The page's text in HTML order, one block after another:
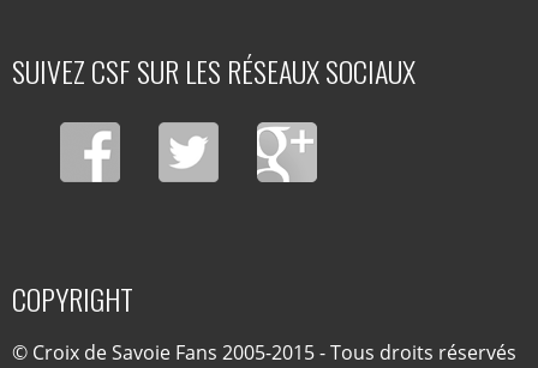
SUIVEZ CSF SUR LES RÉSEAUX SOCIAUX
COPYRIGHT
© Croix de Savoie Fans 2005-2015 - Tous droits réservés